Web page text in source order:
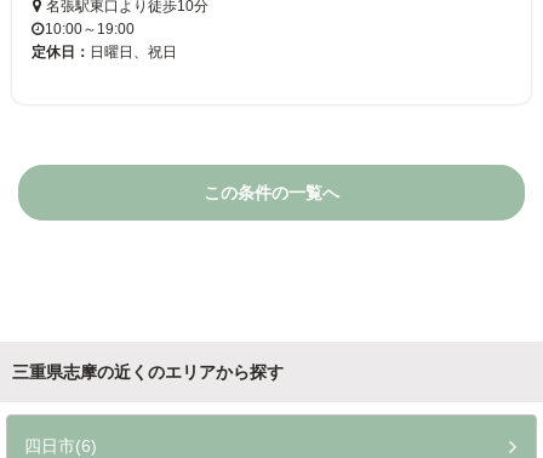
名張駅東口より徒歩10分
10:00～19:00
定休日： 日曜日、祝日
この条件の一覧へ
三重県志摩の近くのエリアから探す
四日市(6)